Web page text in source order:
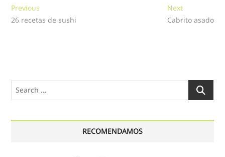
Navegación
de
Previous
post:
26 recetas de sushi
NextNext
post:
Cabrito asado
Search
RECOMENDAMOS